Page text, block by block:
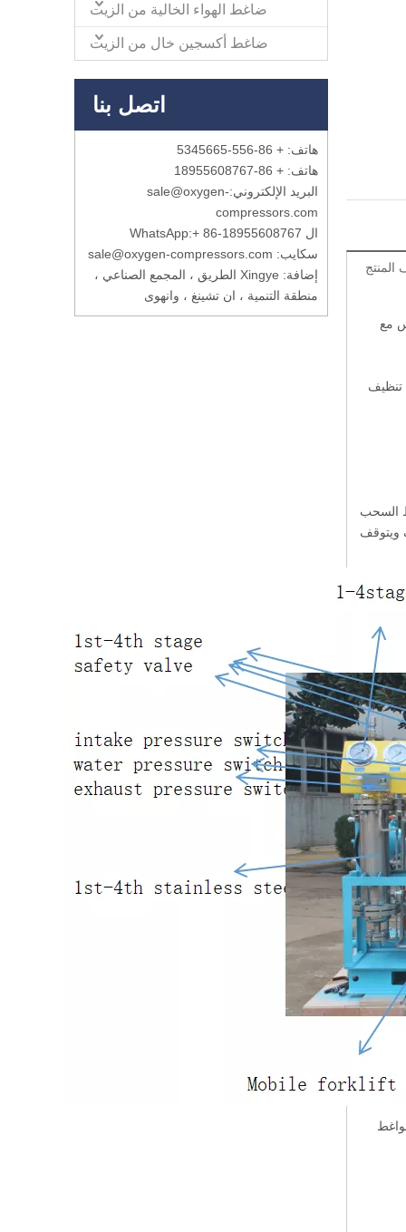
ضاغط الهواء الخالية من الزيت
ضاغط أكسجين خال من الزيت
اتصل بنا
هاتف: + 86-556-5345665
هاتف: + 86-18955608767
البريد الإلكتروني:sale@oxygen-
compressors.com
ال WhatsApp: + 86-18955608767
سكايب: sale@oxygen-compressors.com
إضافة: Xingye الطريق ، المجمع الصناعي ،
منطقة التنمية ، ان تشينغ ، وانهوى
مع
تنظيف
السحب
ويتوقف